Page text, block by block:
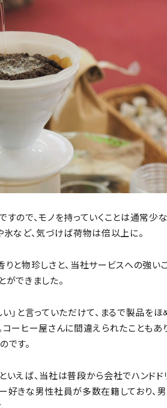
ので、モノを持っていくことは通常少
など、気づけば荷物は倍以上に。
と物珍しさと、当社サービスへの強い
できました。
」と言っていただけて、まるで製品を
ーヒー屋さんに間違えられたこともあ
です。
いえば、当社は普段から会社でハンドド
好きな男性社員が多数在籍しており、